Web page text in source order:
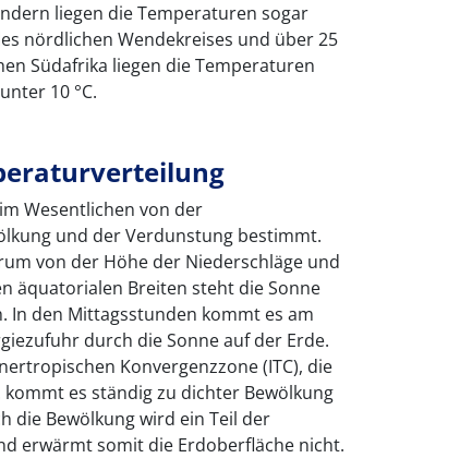
liegen die Temperaturen sogar
nördlichen Wendekreises und über 25
Südafrika liegen die Temperaturen
10 °C.
Wesentlichen von der
und der Verdunstung bestimmt.
von der Höhe der Niederschläge und
äquatorialen Breiten steht die Sonne
In den Mittagsstunden kommt es am
durch die Sonne auf der Erde.
Konvergenzzone (ITC), die
es ständig zu dichter Bewölkung
die Bewölkung wird ein Teil der
erwärmt somit die Erdoberfläche nicht.